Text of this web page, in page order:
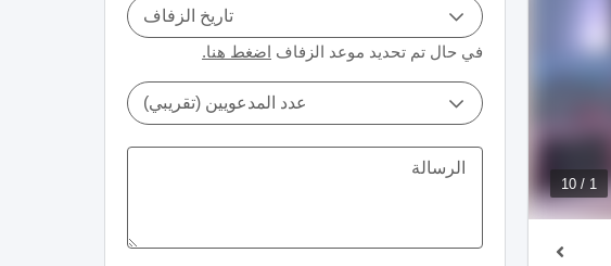
1 / 10
تاريخ الزفاف
في حال تم تحديد موعد الزفاف اضغط هنا.
عدد المدعويين (تقريبي)